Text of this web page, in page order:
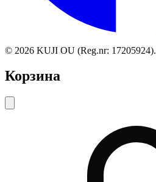
© 2026 KUJI OU (Reg.nr: 17205924).
Корзина